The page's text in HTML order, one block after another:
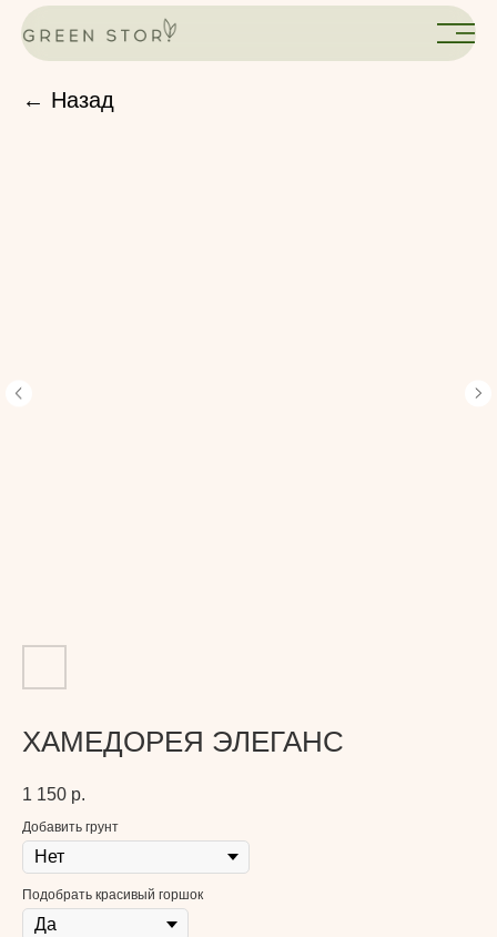
← Назад
ХАМЕДОРЕЯ ЭЛЕГАНС
1 150 р.
Добавить грунт
Подобрать красивый горшок